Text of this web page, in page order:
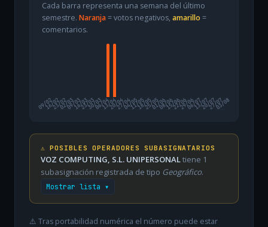
Cada barra representa una semana del último
semestre. Naranja= votos negativos, amarillo =
comentarios.
09/02
16/0223/0202/0309/0316/0323/0330/0306/0413/0420/0427/0404/0511/0518/0525/0501/0608/0615/0622/0629/0606/0713/0720/0727/07
03/08
⚠️ POSIBLES OPERADORES SUBASIGNATARIOS
VOZ COMPUTING, S.L. UNIPERSONALtiene 1
subasignación registrada de tipo Geográfico.
Mostrar lista ▾
⚠️ Tras portabilidad numérica el número puede estar